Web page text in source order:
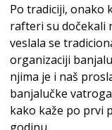
Po tradiciji, onako
rafteri su dočekali
veslala se
organizaciji
njima je i naš
banjalučke
kako kaže po prvi
godinu.